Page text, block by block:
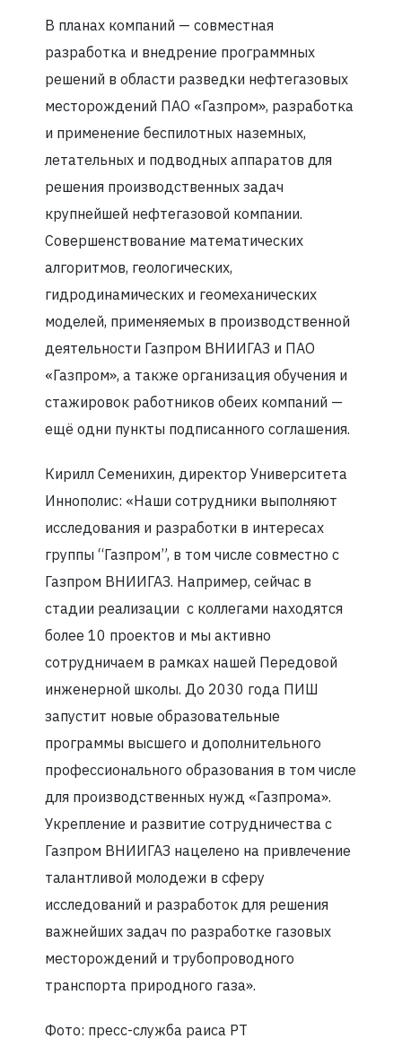
В планах компаний — совместная
разработка и внедрение программных
решений в области разведки нефтегазовых
месторождений ПАО «Газпром», разработка
и применение беспилотных наземных,
летательных и подводных аппаратов для
решения производственных задач
крупнейшей нефтегазовой компании.
Совершенствование математических
алгоритмов, геологических,
гидродинамических и геомеханических
моделей, применяемых в производственной
деятельности Газпром ВНИИГАЗ и ПАО
«Газпром», а также организация обучения и
стажировок работников обеих компаний —
ещё одни пункты подписанного соглашения.
Кирилл Семенихин, директор Университета
Иннополис: «Наши сотрудники выполняют
исследования и разработки в интересах
группы “Газпром”, в том числе совместно с
Газпром ВНИИГАЗ. Например, сейчас в
стадии реализации с коллегами находятся
более 10 проектов и мы активно
сотрудничаем в рамках нашей Передовой
инженерной школы. До 2030 года ПИШ
запустит новые образовательные
программы высшего и дополнительного
профессионального образования в том числе
для производственных нужд «Газпрома».
Укрепление и развитие сотрудничества с
Газпром ВНИИГАЗ нацелено на привлечение
талантливой молодежи в сферу
исследований и разработок для решения
важнейших задач по разработке газовых
месторождений и трубопроводного
транспорта природного газа».
Фото: пресс-служба раиса РТ